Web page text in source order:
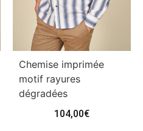
Chemise imprimée
motif rayures
dégradées
104,00€